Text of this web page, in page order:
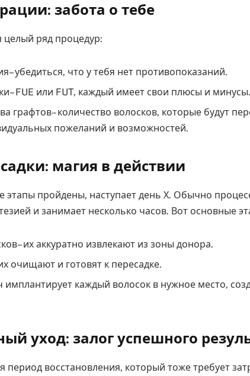
забота о тебе
целый ряд процедур:
убедиться, что у тебя нет противопоказаний.
FUE или FUT, каждый имеет свои плюсы и минусы.
графтов– количество волосков, которые будут
пожеланий и возможностей.
магия в действии
этапы пройдены, наступает день Х. Обычно
и занимает несколько часов. Вот основные
их аккуратно извлекают из зоны донора.
очищают и готовят к пересадке.
имплантирует каждый волосок в нужное место,
уход: залог успешного
период восстановления, который тоже требует